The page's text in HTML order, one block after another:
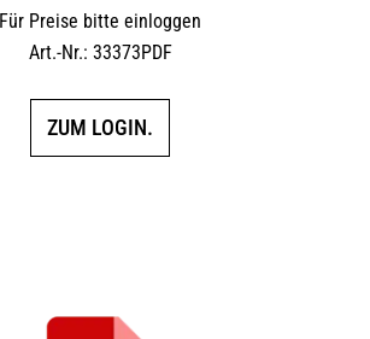
Für Preise bitte einloggen
Art.-Nr.: 33373PDF
ZUM LOGIN.